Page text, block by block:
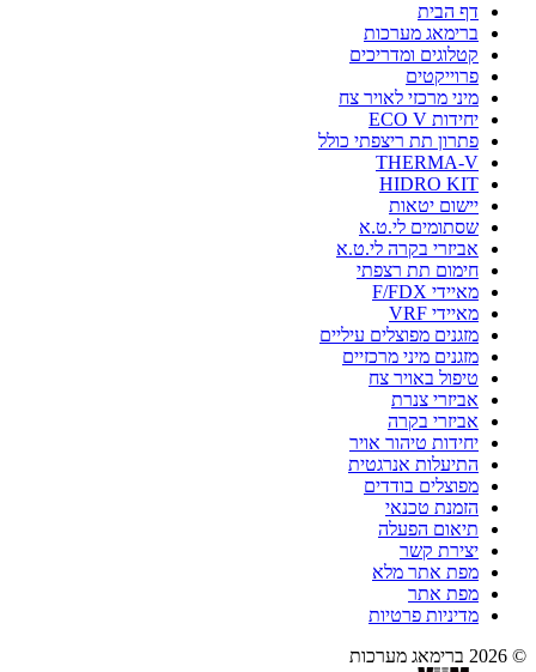
דף הבית
ברימאג מערכות
קטלוגים ומדריכים
פרוייקטים
מיני מרכזי לאויר צח
יחידות ECO V
פתרון תת ריצפתי כולל
THERMA-V
HIDRO KIT
יישום יטאות
שסתומים לי.ט.א
אביזרי בקרה לי.ט.א
חימום תת רצפתי
מאיידי F/FDX
מאיידי VRF
מזגנים מפוצלים עיליים
מזגנים מיני מרכזיים
טיפול באויר צח
אביזרי צנרת
אביזרי בקרה
יחידות טיהור אויר
התיעלות אנרגטית
מפוצלים בודדים
הזמנת טכנאי
תיאום הפעלה
יצירת קשר
מפת אתר מלא
מפת אתר
מדיניות פרטיות
© 2026 ברימאג מערכות